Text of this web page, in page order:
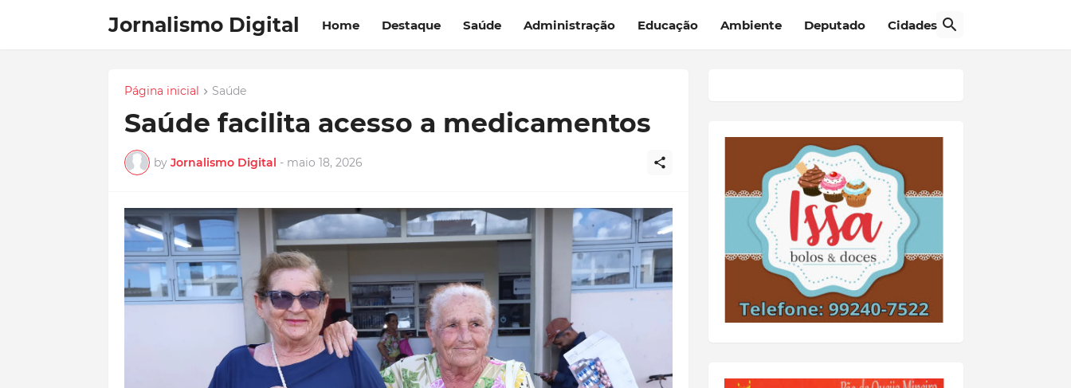
Jornalismo Digital Home Destaque Saúde Administração Educação Ambiente Deputado Cidades
Página inicial Saúde
Saúde facilita acesso a medicamentos
by Jornalismo Digital - maio 18, 2026